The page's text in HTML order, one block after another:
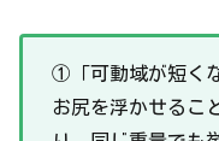
①「可動域が短く
お尻を浮かせるこ